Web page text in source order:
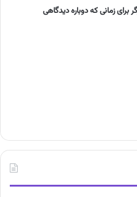
زمانی که دوباره دیدگاهی